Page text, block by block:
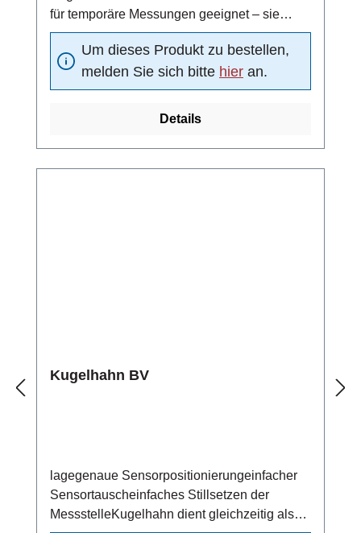
für temporäre Messungen geeignet – sie
können nach einem Messzyklus durch einen
Blindstopfen verschlossen werdenmit O-Ring
Um dieses Produkt zu bestellen,
melden Sie sich bitte hier an.
Details
Kugelhahn BV
lagegenaue Sensorpositionierungeinfacher
Sensortauscheinfaches Stillsetzen der
MessstelleKugelhahn dient gleichzeitig als